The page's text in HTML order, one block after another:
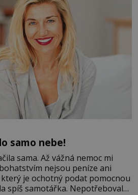
samo nebe!
sama. Až vážná nemoc mi
nejsou peníze ani
je ochotný podat pomocnou
spíš samotářka. Nepotřebovala